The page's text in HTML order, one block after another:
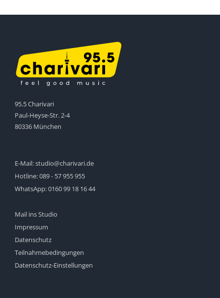
95.5 Charivari
Paul-Heyse-Str. 2-4
80336 München
E-Mail:studio@charivari.de
Hotline:089 - 57 955 955
WhatsApp:0160 99 18 16 44
Mail ins Studio
Impressum
Datenschutz
Teilnahmebedingungen
Datenschutz-Einstellungen